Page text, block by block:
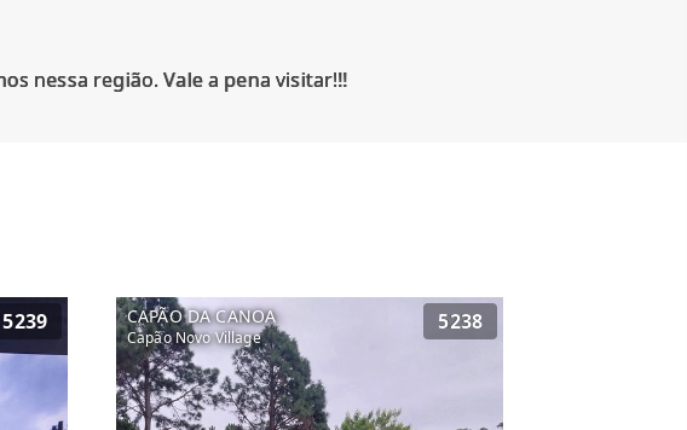
5239 CAPÃO DA CANOA
Capão Novo Village
5238